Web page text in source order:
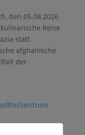
den 05.08.2026
Reise
statt.
afghanische
der